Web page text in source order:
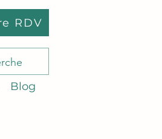
RDV
Blog